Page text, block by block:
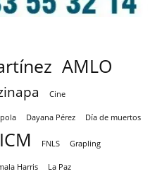
AMLO
Cine
Dayana Pérez Día de muertos
FNLS Grapling
Harris La Paz